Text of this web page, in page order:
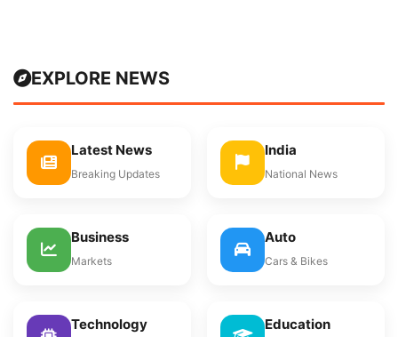
EXPLORE NEWS
Latest News
Breaking Updates
India
National News
Business
Markets
Auto
Cars & Bikes
Technology Education